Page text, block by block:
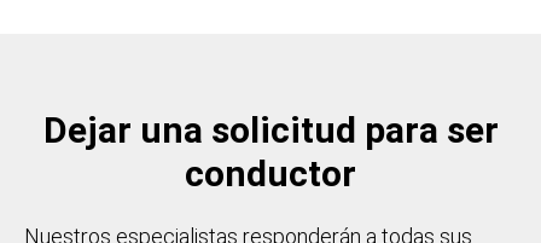
Dejar una solicitud para ser
conductor
Nuestros especialistas responderán a todas sus